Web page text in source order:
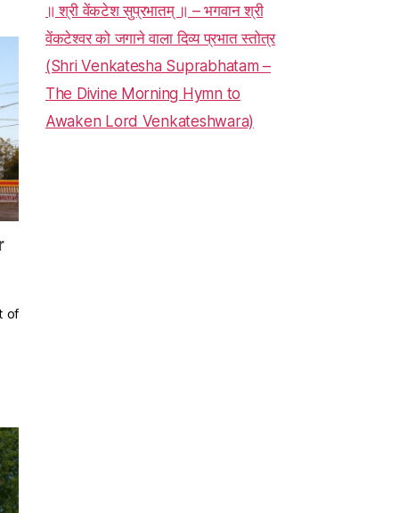
of
॥ श्री वेंकटेश सुप्रभातम् ॥ – भगवान श्री
वेंकटेश्वर को जगाने वाला दिव्य प्रभात स्तोत्र
(Shri Venkatesha Suprabhatam –
The Divine Morning Hymn to
Awaken Lord Venkateshwara)